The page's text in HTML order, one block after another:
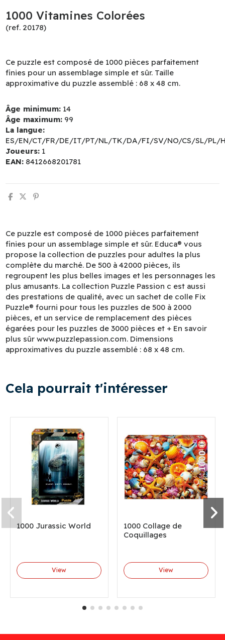
1000 Vitamines Colorées
(ref. 20178)
Ce puzzle est composé de 1000 pièces parfaitement
finies pour un assemblage simple et sûr. Taille
approximative du puzzle assemblé : 68 x 48 cm.
Âge minimum: 14
Âge maximum: 99
La langue:
ES/EN/CT/FR/DE/IT/PT/NL/TK/DA/FI/SV/NO/CS/SL/PL/
Joueurs: 1
EAN: 8412668201781
Ce puzzle est composé de 1000 pièces parfaitement
finies pour un assemblage simple et sûr. Educa® vous
propose la collection de puzzles pour adultes la plus
complète du marché. De 500 à 42000 pièces, ils
regroupent les plus belles images et les personnages les
plus amusants. La collection Puzzle Passion c est aussi
des prestations de qualité, avec un sachet de colle Fix
Puzzle® fourni pour tous les puzzles de 500 à 2000
pièces, et un service de remplacement des pièces
égarées pour les puzzles de 3000 pièces et + En savoir
plus sûr www.puzzlepassion.com. Dimensions
approximatives du puzzle assemblé : 68 x 48 cm.
Cela pourrait t'intéresser
1000 Jurassic World
View
1000 Collage de
Coquillages
View